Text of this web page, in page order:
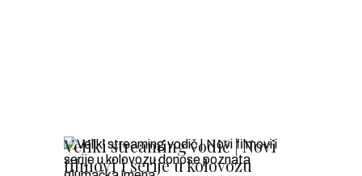
Veliki streaming vodič | Novi
filmovi i serije u kolovozu